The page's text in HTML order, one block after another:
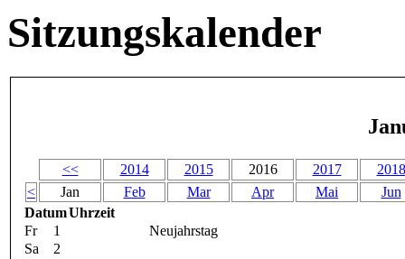
Sitzungskalender
<< 2014 2015 2016 2017
2018
<
Jan Feb Mar Apr Mai
Jun
DatumUhrzeit
Fr
1
Neujahrstag
Sa
2